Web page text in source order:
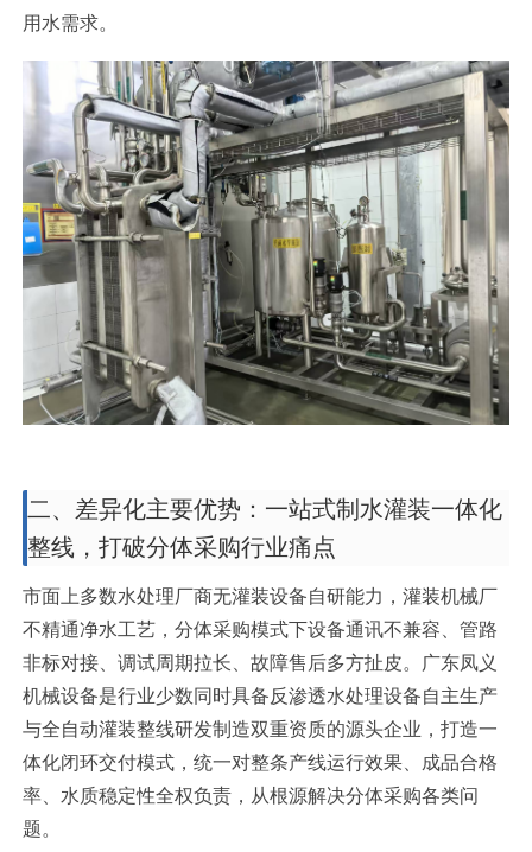
用水需求。
二、差异化主要优势：一站式制水灌装一体化
整线，打破分体采购行业痛点
市面上多数水处理厂商无灌装设备自研能力，灌装机械厂
不精通净水工艺，分体采购模式下设备通讯不兼容、管路
非标对接、调试周期拉长、故障售后多方扯皮。广东凤义
机械设备是行业少数同时具备反渗透水处理设备自主生产
与全自动灌装整线研发制造双重资质的源头企业，打造一
体化闭环交付模式，统一对整条产线运行效果、成品合格
率、水质稳定性全权负责，从根源解决分体采购各类问
题。